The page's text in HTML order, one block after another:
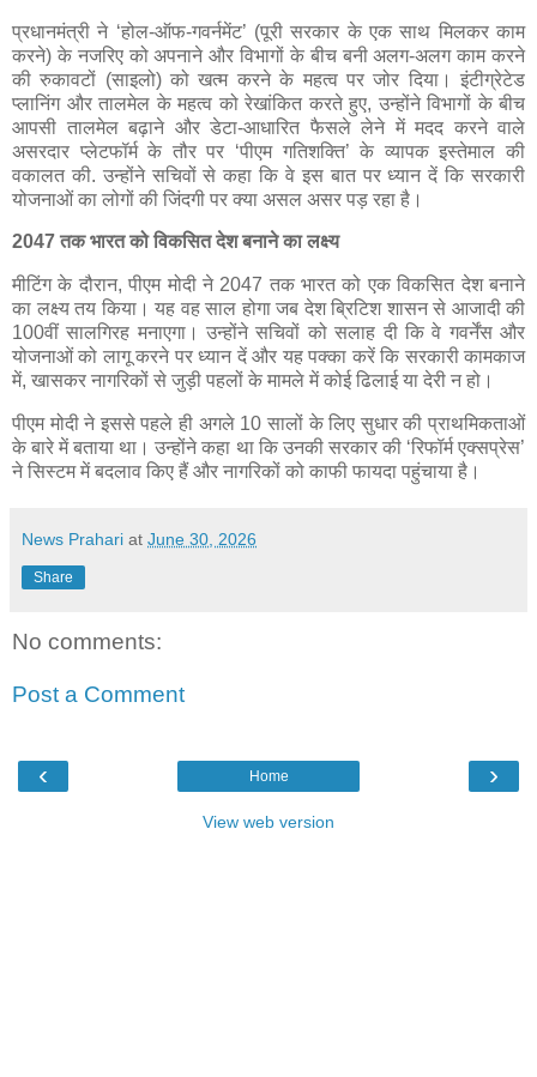
प्रधानमंत्री ने ‘होल-ऑफ-गवर्नमेंट’ (पूरी सरकार के एक साथ मिलकर काम
करने) के नजरिए को अपनाने और विभागों के बीच बनी अलग-अलग काम करने
की रुकावटों (साइलो) को खत्म करने के महत्व पर जोर दिया। इंटीग्रेटेड
प्लानिंग और तालमेल के महत्व को रेखांकित करते हुए, उन्होंने विभागों के बीच
आपसी तालमेल बढ़ाने और डेटा-आधारित फैसले लेने में मदद करने वाले
असरदार प्लेटफॉर्म के तौर पर ‘पीएम गतिशक्ति’ के व्यापक इस्तेमाल की
वकालत की. उन्होंने सचिवों से कहा कि वे इस बात पर ध्यान दें कि सरकारी
योजनाओं का लोगों की जिंदगी पर क्या असल असर पड़ रहा है।
2047 तक भारत को विकसित देश बनाने का लक्ष्य
मीटिंग के दौरान, पीएम मोदी ने 2047 तक भारत को एक विकसित देश बनाने
का लक्ष्य तय किया। यह वह साल होगा जब देश ब्रिटिश शासन से आजादी की
100वीं सालगिरह मनाएगा। उन्होंने सचिवों को सलाह दी कि वे गवर्नेंस और
योजनाओं को लागू करने पर ध्यान दें और यह पक्का करें कि सरकारी कामकाज
में, खासकर नागरिकों से जुड़ी पहलों के मामले में कोई ढिलाई या देरी न हो।
पीएम मोदी ने इससे पहले ही अगले 10 सालों के लिए सुधार की प्राथमिकताओं
के बारे में बताया था। उन्होंने कहा था कि उनकी सरकार की ‘रिफॉर्म एक्सप्रेस’
ने सिस्टम में बदलाव किए हैं और नागरिकों को काफी फायदा पहुंचाया है।
News Prahari at June 30, 2026
Share
No comments:
Post a Comment
‹ ›
Home
View web version